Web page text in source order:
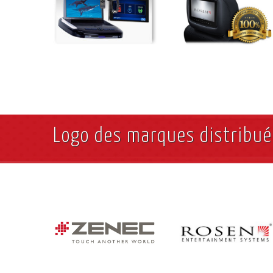
Logo des marques